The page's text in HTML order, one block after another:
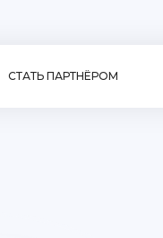
СТАТЬ ПАРТНЁРОМ